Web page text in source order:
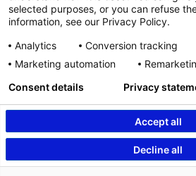
Organisasjonsnummer
963 890 095
Innhold beskyttet av © Uloba –
selected purposes, or you can refuse
information, see our Privacy Policy.
Analytics
Conversion tracking
Marketing automation
Accept all
Decline all
Consent details Privacy